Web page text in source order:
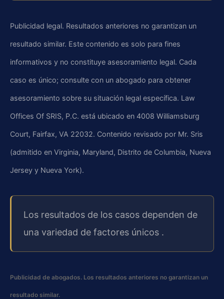
Publicidad legal. Resultados anteriores no garantizan un
resultado similar. Este contenido es solo para fines
informativos y no constituye asesoramiento legal. Cada
caso es único; consulte con un abogado para obtener
asesoramiento sobre su situación legal específica. Law
Offices Of SRIS, P.C. está ubicado en 4008 Williamsburg
Court, Fairfax, VA 22032. Contenido revisado por Mr. Sris
(admitido en Virginia, Maryland, Distrito de Columbia, Nueva
Jersey y Nueva York).
Los resultados de los casos dependen de
una variedad de factores únicos .
Publicidad de abogados. Los resultados anteriores no garantizan un
resultado similar.